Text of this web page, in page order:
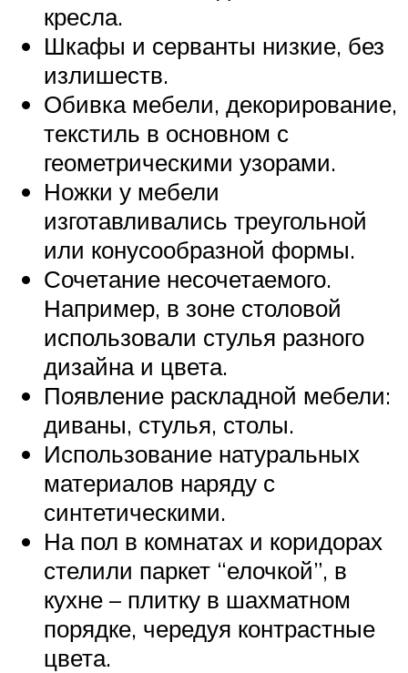
кресла.
Шкафы и серванты низкие, без
излишеств.
Обивка мебели, декорирование,
текстиль в основном с
геометрическими узорами.
Ножки у мебели
изготавливались треугольной
или конусообразной формы.
Сочетание несочетаемого.
Например, в зоне столовой
использовали стулья разного
дизайна и цвета.
Появление раскладной мебели:
диваны, стулья, столы.
Использование натуральных
материалов наряду с
синтетическими.
На пол в комнатах и коридорах
стелили паркет “елочкой”, в
кухне – плитку в шахматном
порядке, чередуя контрастные
цвета.